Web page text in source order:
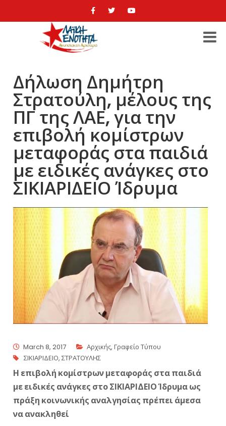
Δήλωση Δημήτρη
Στρατούλη, μέλους της
ΠΓ της ΛΑΕ, για την
επιβολή κομίστρων
μεταφοράς στα παιδιά
με ειδικές ανάγκες στο
ΣΙΚΙΑΡΙΔΕΙΟ Ίδρυμα
March 8, 2017 Αρχικής,Γραφείο Τύπου
ΣΙΚΙΑΡΙΔΕΙΟ,ΣΤΡΑΤΟΥΛΗΣ
Η επιβολή κομίστρων μεταφοράς στα παιδιά
με ειδικές ανάγκες στο ΣΙΚΙΑΡΙΔΕΙΟ Ίδρυμα ως
πράξη κοινωνικής αναλγησίας πρέπει άμεσα
να ανακληθεί